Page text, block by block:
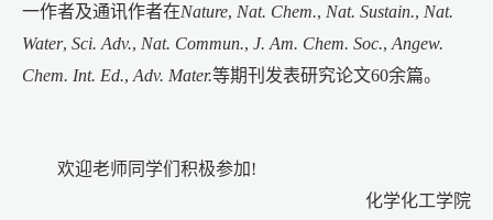
一作者及通讯作者在Nature, Nat. Chem., Nat. Sustain., Nat.
Water, Sci. Adv., Nat. Commun., J. Am. Chem. Soc., Angew.
Chem. Int. Ed., Adv. Mater.等期刊发表研究论文60余篇。
欢迎老师同学们积极参加!
化学化工学院